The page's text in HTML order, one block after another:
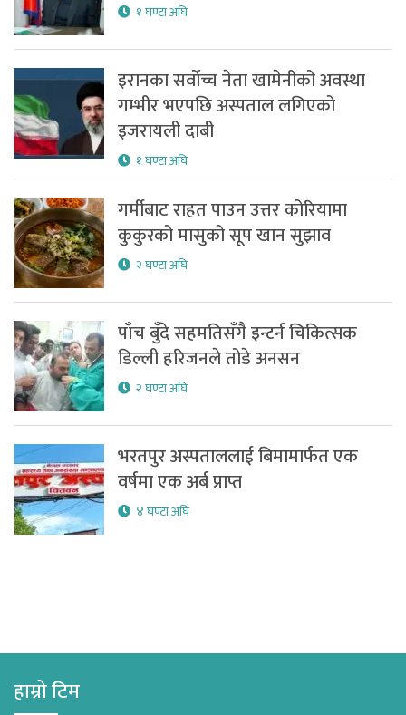
१ घण्टा अघि
इरानका सर्वोच्च नेता खामेनीको अवस्था
गम्भीर भएपछि अस्पताल लगिएको
इजरायली दाबी
१ घण्टा अघि
गर्मीबाट राहत पाउन उत्तर कोरियामा
कुकुरको मासुको सूप खान सुझाव
२ घण्टा अघि
पाँच बुँदे सहमतिसँगै इन्टर्न चिकित्सक
डिल्ली हरिजनले तोडे अनसन
२ घण्टा अघि
भरतपुर अस्पताललाई बिमामार्फत एक
वर्षमा एक अर्ब प्राप्त
४ घण्टा अघि
हाम्रो टिम